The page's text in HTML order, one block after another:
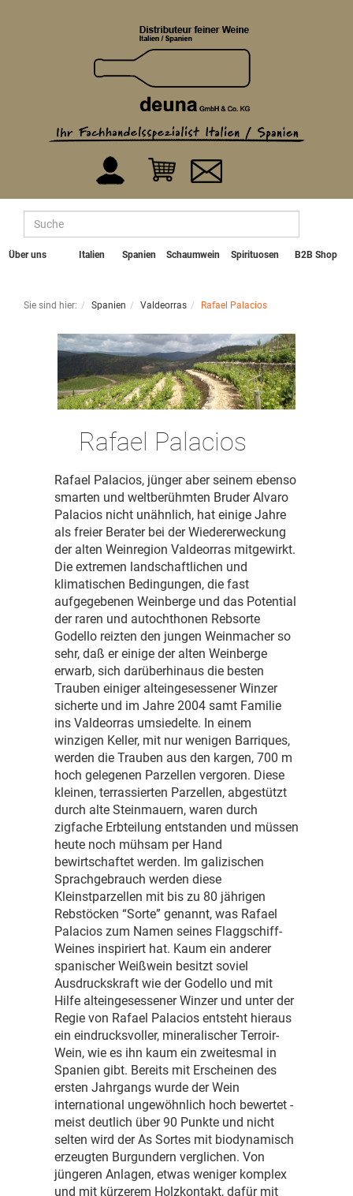
Über uns Italien Spanien Schaumwein Spirituosen B2B Shop
Sie sind hier: Spanien Valdeorras Rafael Palacios
Rafael Palacios
Rafael Palacios, jünger aber seinem ebenso
smarten und weltberühmten Bruder Alvaro
Palacios nicht unähnlich, hat einige Jahre
als freier Berater bei der Wiedererweckung
der alten Weinregion Valdeorras mitgewirkt.
Die extremen landschaftlichen und
klimatischen Bedingungen, die fast
aufgegebenen Weinberge und das Potential
der raren und autochthonen Rebsorte
Godello reizten den jungen Weinmacher so
sehr, daß er einige der alten Weinberge
erwarb, sich darüberhinaus die besten
Trauben einiger alteingesessener Winzer
sicherte und im Jahre 2004 samt Familie
ins Valdeorras umsiedelte. In einem
winzigen Keller, mit nur wenigen Barriques,
werden die Trauben aus den kargen, 700 m
hoch gelegenen Parzellen vergoren. Diese
kleinen, terrassierten Parzellen, abgestützt
durch alte Steinmauern, waren durch
zigfache Erbteilung entstanden und müssen
heute noch mühsam per Hand
bewirtschaftet werden. Im galizischen
Sprachgebrauch werden diese
Kleinstparzellen mit bis zu 80 jährigen
Rebstöcken “Sorte” genannt, was Rafael
Palacios zum Namen seines Flaggschiff-
Weines inspiriert hat. Kaum ein anderer
spanischer Weißwein besitzt soviel
Ausdruckskraft wie der Godello und mit
Hilfe alteingesessener Winzer und unter der
Regie von Rafael Palacios entsteht hieraus
ein eindrucksvoller, mineralischer Terroir-
Wein, wie es ihn kaum ein zweitesmal in
Spanien gibt. Bereits mit Erscheinen des
ersten Jahrgangs wurde der Wein
international ungewöhnlich hoch bewertet -
meist deutlich über 90 Punkte und nicht
selten wird der As Sortes mit biodynamisch
erzeugten Burgundern verglichen. Von
jüngeren Anlagen, etwas weniger komplex
und mit kürzerem Holzkontakt, dafür mit